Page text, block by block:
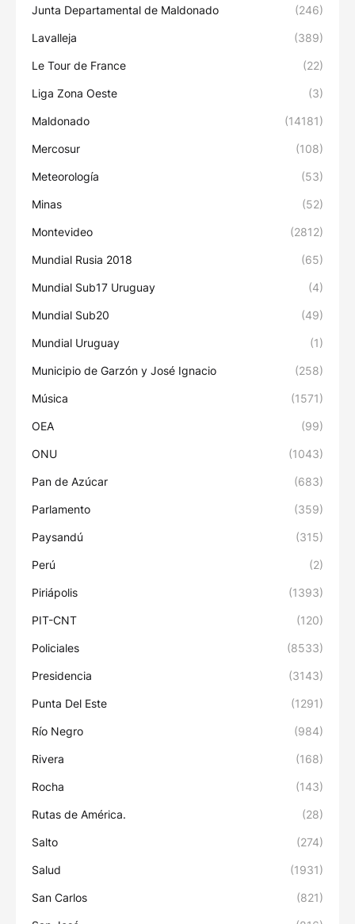
Junta Departamental de Maldonado (246)
Lavalleja (389)
Le Tour de France (22)
Liga Zona Oeste (3)
Maldonado (14181)
Mercosur (108)
Meteorología (53)
Minas (52)
Montevideo (2812)
Mundial Rusia 2018 (65)
Mundial Sub17 Uruguay (4)
Mundial Sub20 (49)
Mundial Uruguay (1)
Municipio de Garzón y José Ignacio (258)
Música (1571)
OEA (99)
ONU (1043)
Pan de Azúcar (683)
Parlamento (359)
Paysandú (315)
Perú (2)
Piriápolis (1393)
PIT-CNT (120)
Policiales (8533)
Presidencia (3143)
Punta Del Este (1291)
Río Negro (984)
Rivera (168)
Rocha (143)
Rutas de América. (28)
Salto (274)
Salud (1931)
San Carlos (821)